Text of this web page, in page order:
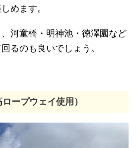
めます。
河童橋・明神池・徳澤園など
るのも良いでしょう。
ープウェイ使用）